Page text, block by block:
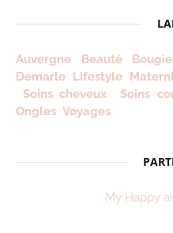
Auvergne Beauté
Demarle Lifestyle
Soins cheveux
Soins
Ongles Voyages
My Happy